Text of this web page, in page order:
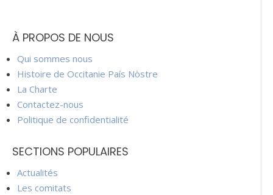
À PROPOS DE NOUS
Qui sommes nous
Histoire de Occitanie País Nòstre
La Charte
Contactez-nous
Politique de confidentialité
SECTIONS POPULAIRES
Actualités
Les comitats